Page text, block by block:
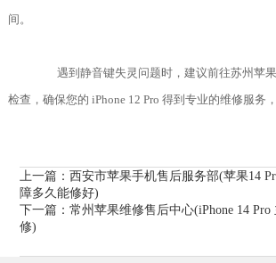
间。
遇到静音键失灵问题时，建议前往苏州苹果
检查，确保您的 iPhone 12 Pro 得到专业的维修服务
上一篇：西安市苹果手机售后服务部(苹果14
障多久能修好)
下一篇：常州苹果维修售后中心(iPhone 14
修)